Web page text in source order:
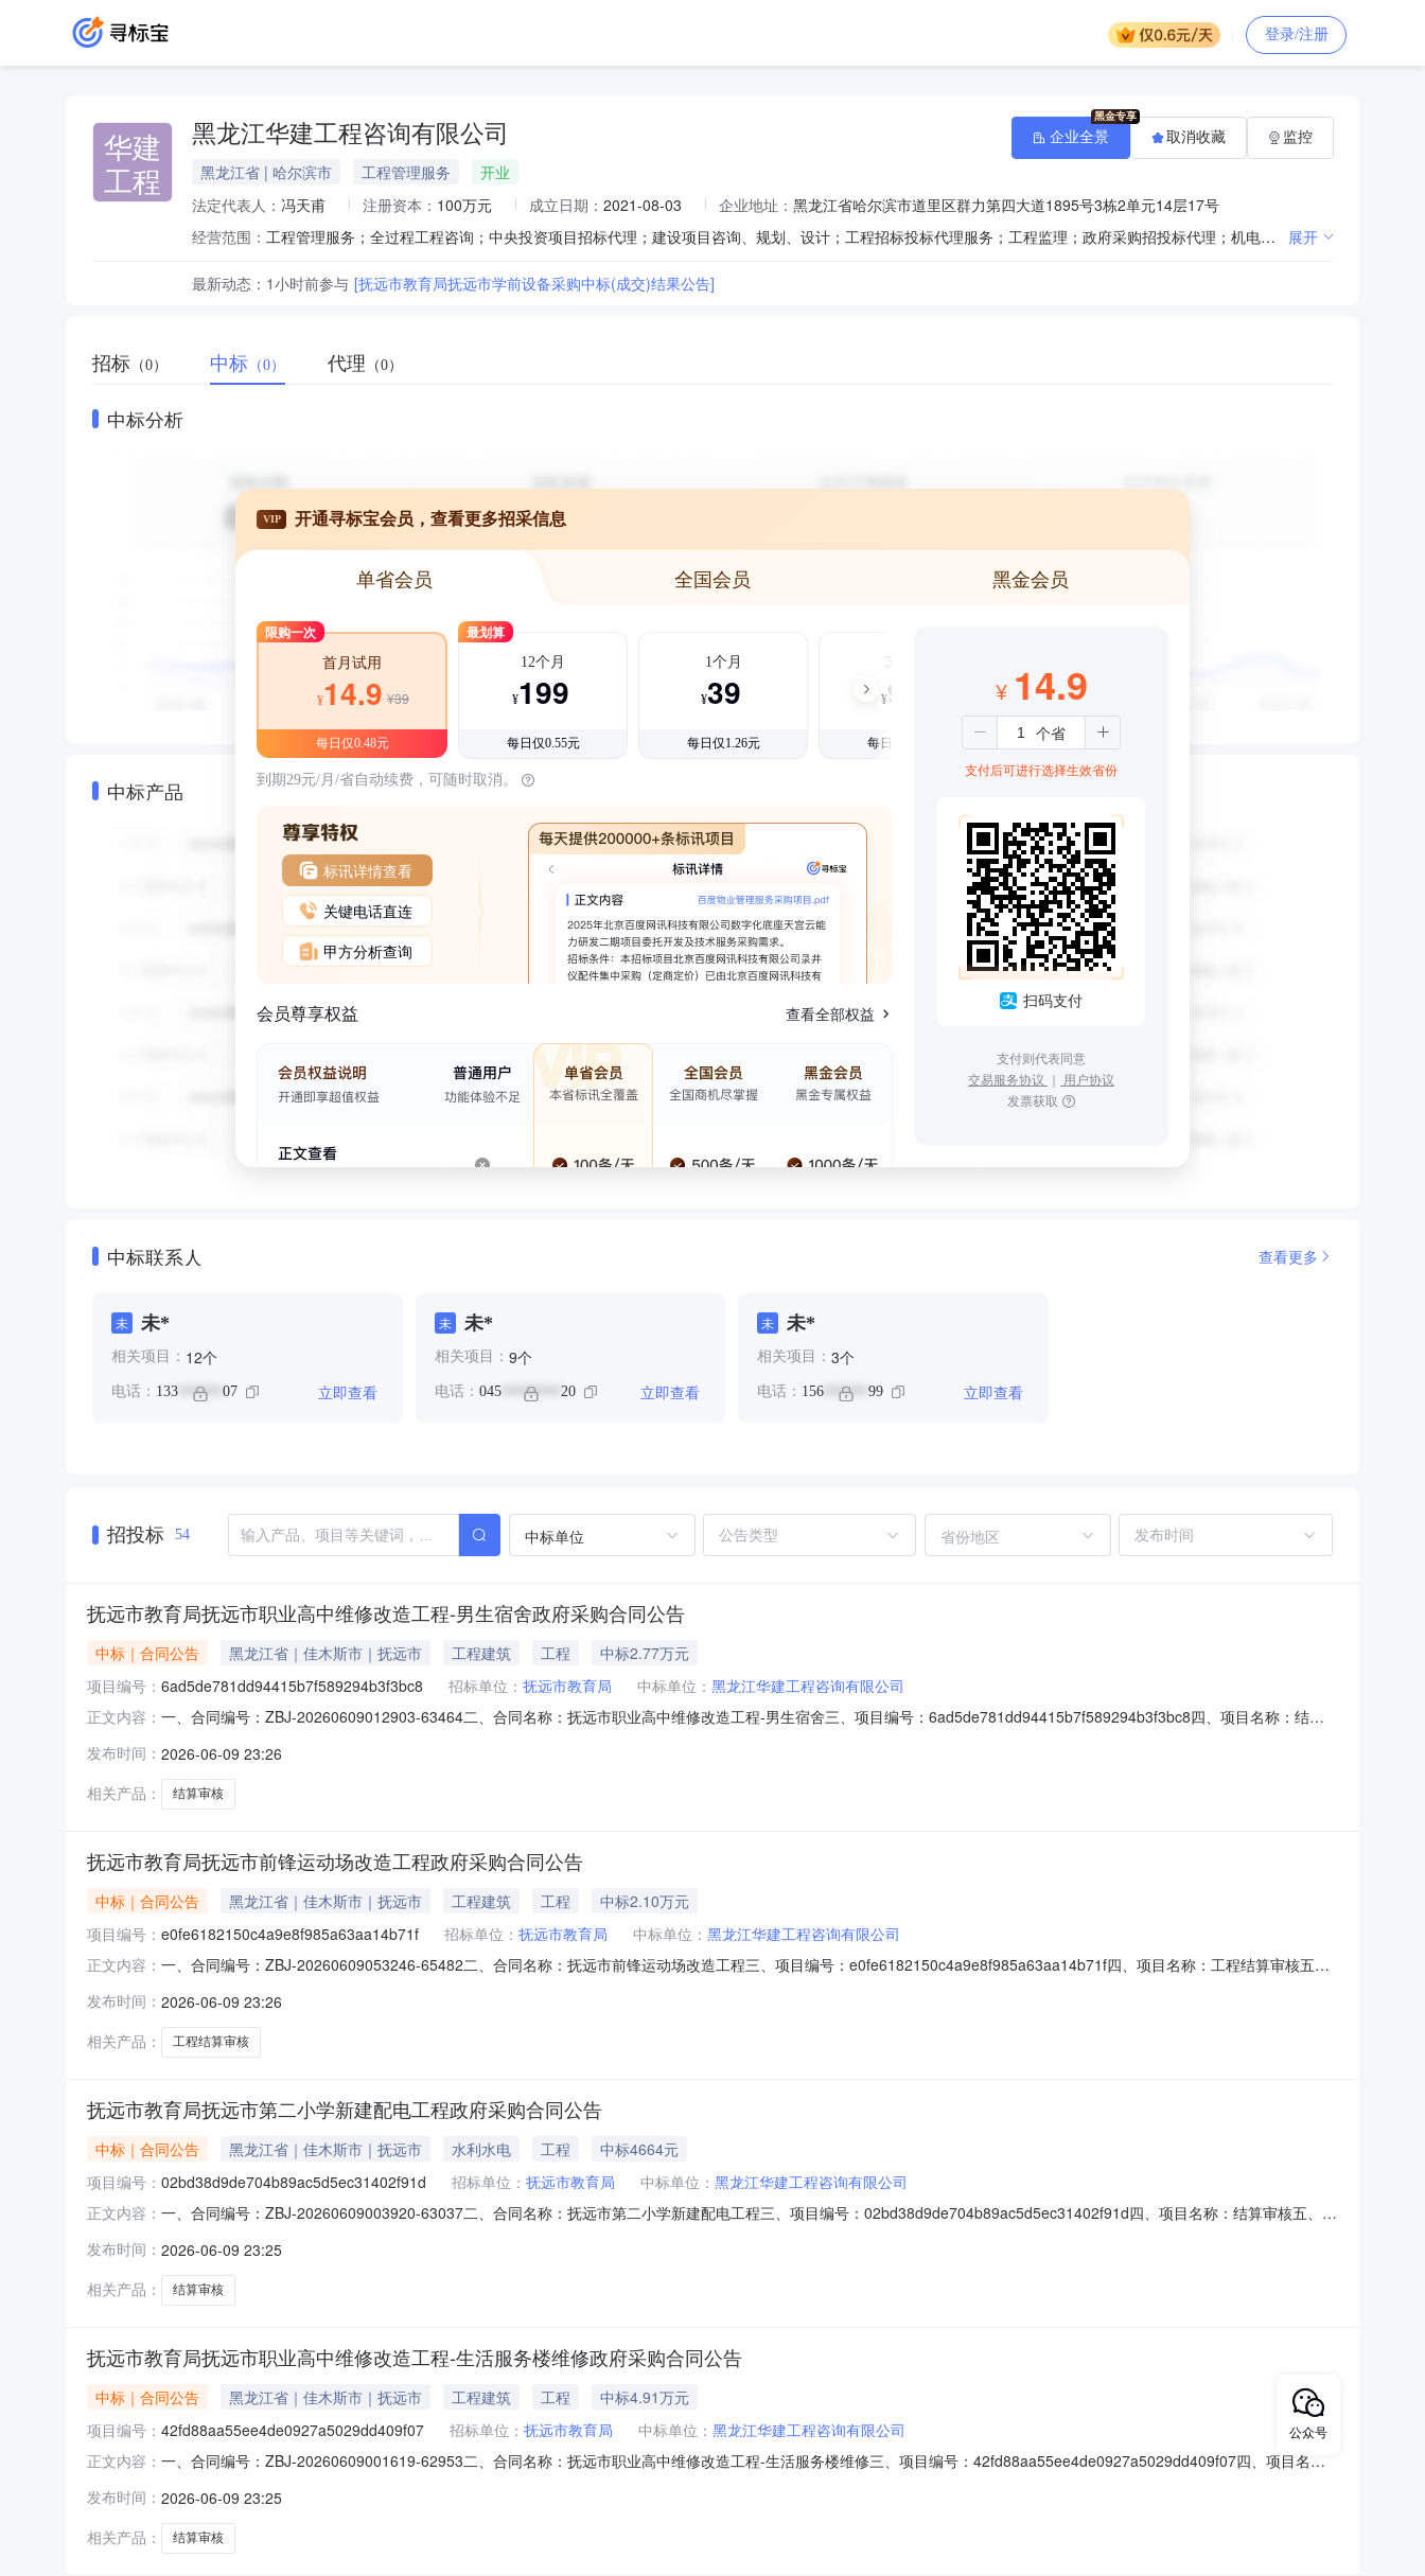
登录/注册
华建
工程
黑龙江华建工程咨询有限公司
黑龙江省 | 哈尔滨市 工程管理服务
开业
法定代表人： 冯天甫 注册资本： 100万元 成立日期： 2021-08-03 企业地址： 黑龙江省哈尔滨市道里区群力第四大道1895号3栋2单元14层17号
经营范围：
工程管理服务；全过程工程咨询；中央投资项目招标代理；建设项目咨询、规划、设计；工程招标投标代理服务；工程监理；政府采购招投标代理；机电设备招标代理；工程造价咨询管理；房屋建筑和市政基础设施项目工程施工；消防设施工程；房地产评估；安全咨询服务；环保咨询服务；房地产信息咨询；会议及展览服务；城市绿化管理；承担各类施工劳务作业 展开
最新动态： 1小时前参与 [抚远市教育局抚远市学前设备采购中标(成交)结果公告]
企业全景 取消收藏 监控
招标 （0） 中标 （0） 代理 （0）
中标分析
中标产品
VIP 开通寻标宝会员，查看更多招采信息
单省会员 全国会员 黑金会员
限购一次
首月试用
¥14.9 ¥39
每日仅0.48元
最划算
12个月
¥199
每日仅0.55元
1个月
¥39
每日仅1.26元
3个月
¥99
每日仅1.08元
到期29元/月/省自动续费，可随时取消。
标讯详情查看
关键电话直连
甲方分析查询
会员尊享权益 查看全部权益
¥ 14.9
支付后可进行选择生效省份
扫码支付
支付则代表同意
交易服务协议 ｜ 用户协议
发票获取
中标联系人 查看更多
未 未*
相关项目： 12个
电话： 133 ****** 07 立即查看
未 未*
相关项目： 9个
电话： 045******** 20 立即查看
未 未*
相关项目： 3个
电话： 156 ****** 99 立即查看
招投标 54 中标单位 省份地区
抚远市教育局抚远市职业高中维修改造工程-男生宿舍政府采购合同公告
中标｜合同公告 黑龙江省｜佳木斯市｜抚远市 工程建筑 工程
中标2.77万元
项目编号： 6ad5de781dd94415b7f589294b3f3bc8 招标单位： 抚远市教育局 中标单位： 黑龙江华建工程咨询有限公司
正文内容： 一、合同编号：ZBJ-20260609012903-63464二、合同名称：抚远市职业高中维修改造工程-男生宿舍三、项目编号：6ad5de781dd94415b7f589294b3f3bc8四、项目名称：结算
第四大道1895号3栋2单元14层17号联系方式：13351406907六、合同主要信息主要标的：序号名称数量(单位)单价(元)总价(元)
发布时间： 2026-06-09 23:26
相关产品：
结算审核
抚远市教育局抚远市前锋运动场改造工程政府采购合同公告
中标｜合同公告 黑龙江省｜佳木斯市｜抚远市 工程建筑 工程
中标2.10万元
项目编号： e0fe6182150c4a9e8f985a63aa14b71f 招标单位： 抚远市教育局 中标单位： 黑龙江华建工程咨询有限公司
正文内容： 一、合同编号：ZBJ-20260609053246-65482二、合同名称：抚远市前锋运动场改造工程三、项目编号：e0fe6182150c4a9e8f985a63aa14b71f四、项目名称：工程结算审核五、
1895号3栋2单元14层17号联系方式：13351406907六、合同主要信息主要标的：序号名称数量(单位)单价(元)总价(元)规格型号
发布时间： 2026-06-09 23:26
相关产品：
工程结算审核
抚远市教育局抚远市第二小学新建配电工程政府采购合同公告
中标｜合同公告 黑龙江省｜佳木斯市｜抚远市 水利水电 工程
中标4664元
项目编号： 02bd38d9de704b89ac5d5ec31402f91d 招标单位： 抚远市教育局 中标单位： 黑龙江华建工程咨询有限公司
正文内容： 一、合同编号：ZBJ-20260609003920-63037二、合同名称：抚远市第二小学新建配电工程三、项目编号：02bd38d9de704b89ac5d5ec31402f91d四、项目名称：结算审核五、合
1895号3栋2单元14层17号联系方式：13351406907六、合同主要信息主要标的：序号名称数量(单位)单价(元)总价(元)规格型号/
发布时间： 2026-06-09 23:25
相关产品：
结算审核
抚远市教育局抚远市职业高中维修改造工程-生活服务楼维修政府采购合同公告
中标｜合同公告 黑龙江省｜佳木斯市｜抚远市 工程建筑 工程
中标4.91万元
项目编号： 42fd88aa55ee4de0927a5029dd409f07 招标单位： 抚远市教育局 中标单位： 黑龙江华建工程咨询有限公司
正文内容： 一、合同编号：ZBJ-20260609001619-62953二、合同名称：抚远市职业高中维修改造工程-生活服务楼维修三、项目编号：42fd88aa55ee4de0927a5029dd409f07四、项目名
里区群力第四大道1895号3栋2单元14层17号联系方式：13351406907六、合同主要信息主要标的：序号名称数量(单位)单价(元)总价
发布时间： 2026-06-09 23:25
相关产品：
结算审核
公众号